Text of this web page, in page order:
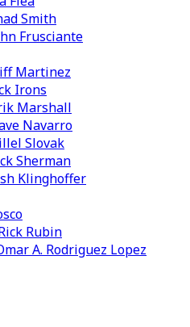
Smith
Frusciante
Martinez
Irons
Marshall
Navarro
Slovak
Sherman
Klinghoffer
Rubin
A. Rodriguez Lopez